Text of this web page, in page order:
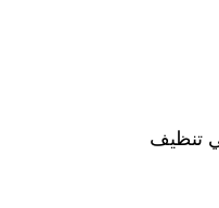
تنظيف